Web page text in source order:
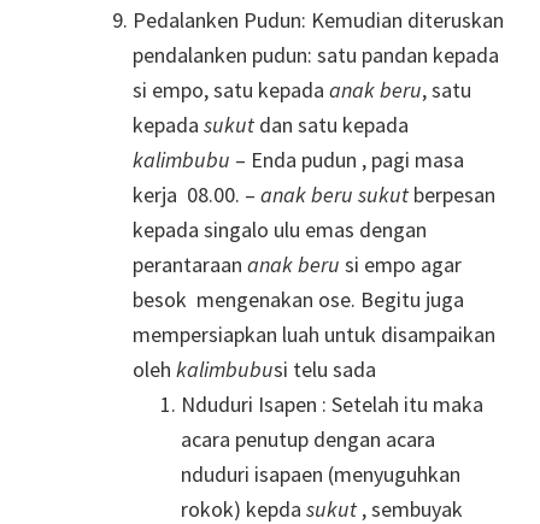
Pedalanken Pudun: Kemudian diteruskan
pendalanken pudun: satu pandan kepada
si empo, satu kepada anak beru, satu
kepada sukut dan satu kepada
kalimbubu – Enda pudun , pagi masa
kerja 08.00. – anak beru sukut berpesan
kepada singalo ulu emas dengan
perantaraan anak beru si empo agar
besok mengenakan ose. Begitu juga
mempersiapkan luah untuk disampaikan
oleh kalimbubusi telu sada
Nduduri Isapen : Setelah itu maka
acara penutup dengan acara
nduduri isapaen (menyuguhkan
rokok) kepda sukut , sembuyak